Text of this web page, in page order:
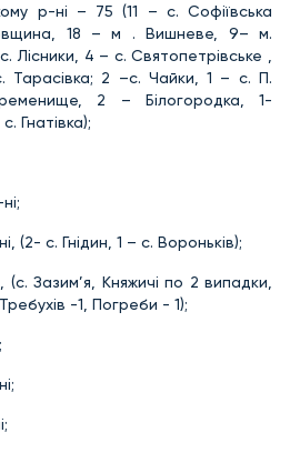
р-ні – 75 (11 – с. Софіївська
18 – м . Вишневе, 9– м.
Лісники, 4 – с. Святопетрівське ,
2 –с. Чайки, 1 – с. П.
2 – Білогородка, 1-
Гнатівка);
(2- с. Гнідин, 1 – с. Вороньків);
Зазим’я, Княжичі по 2 випадки,
-1, Погреби - 1);